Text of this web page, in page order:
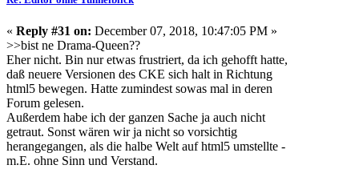
« Reply #31 on: December 07, 2018, 10:47:05 PM »
>>bist ne Drama-Queen??
Eher nicht. Bin nur etwas frustriert, da ich gehofft hatte,
daß neuere Versionen des CKE sich halt in Richtung
html5 bewegen. Hatte zumindest sowas mal in deren
Forum gelesen.
Außerdem habe ich der ganzen Sache ja auch nicht
getraut. Sonst wären wir ja nicht so vorsichtig
herangegangen, als die halbe Welt auf html5 umstellte -
m.E. ohne Sinn und Verstand.